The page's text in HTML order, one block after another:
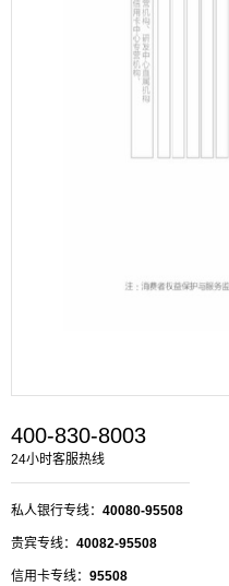
400-830-8003
24小时客服热线
私人银行专线： 40080-95508
贵宾专线： 40082-95508
信用卡专线： 95508